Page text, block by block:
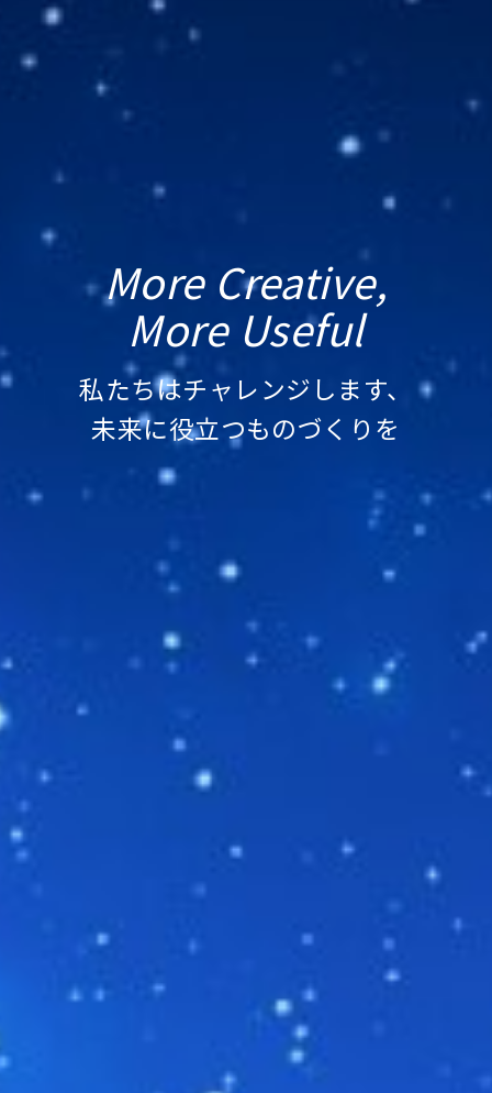
More Creative,
More Useful
私たちはチャレンジします、
未来に役立つものづくりを